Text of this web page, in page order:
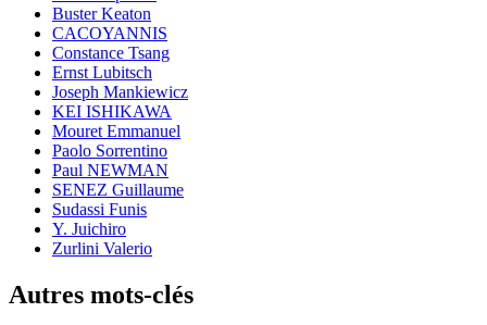
Buster Keaton
CACOYANNIS
Constance Tsang
Ernst Lubitsch
Joseph Mankiewicz
KEI ISHIKAWA
Mouret Emmanuel
Paolo Sorrentino
Paul NEWMAN
SENEZ Guillaume
Sudassi Funis
Y. Juichiro
Zurlini Valerio
Autres mots-clés